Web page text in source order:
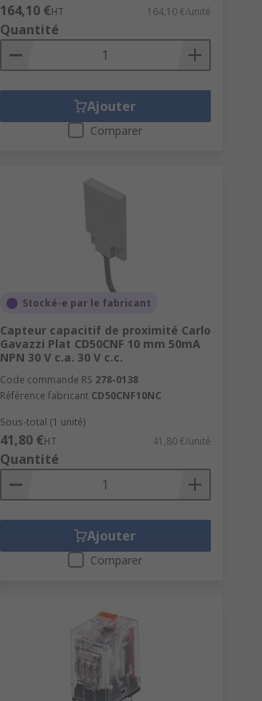
164,10 €HT 164,10 €/unité
Quantité
Ajouter
Comparer
Stocké-e par le fabricant
Capteur capacitif de proximité Carlo
Gavazzi Plat CD50CNF 10 mm 50mA
NPN 30 V c.a. 30 V c.c.
Code commande RS 278-0138
Référence fabricant CD50CNF10NC
Sous-total (1 unité)
41,80 €HT 41,80 €/unité
Quantité
Ajouter
Comparer